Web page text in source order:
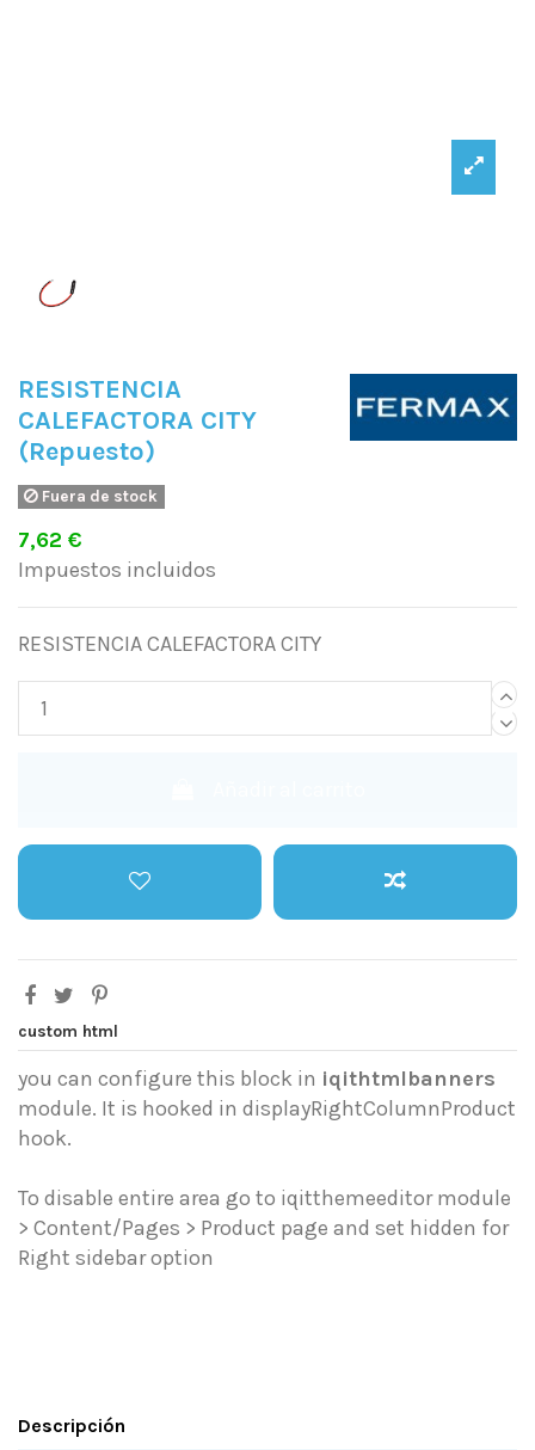
RESISTENCIA
CALEFACTORA CITY
(Repuesto)
Fuera de stock
7,62 €
Impuestos incluidos
RESISTENCIA CALEFACTORA CITY
custom html
you can configure this block in iqithtmlbanners
module. It is hooked in displayRightColumnProduct
hook.
To disable entire area go to iqitthemeeditor module
> Content/Pages > Product page and set hidden for
Right sidebar option
Descripción